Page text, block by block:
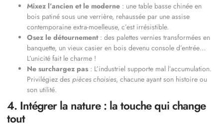
Mixez l’ancien et le moderne : une table basse chinée en
bois patiné sous une verrière, rehaussée par une assise
contemporaine extra-moelleuse, c’est irrésistible.
Osez le détournement: des palettes vernies transformées en
banquette, un vieux casier en bois devenu console d’entrée…
L’unicité fait le charme !
Ne surchargez pas : L’industriel supporte mal l’accumulation.
Privilégiez des pièces choisies, chacune ayant son histoire ou
son utilité.
4. Intégrer la nature : la touche qui change
tout